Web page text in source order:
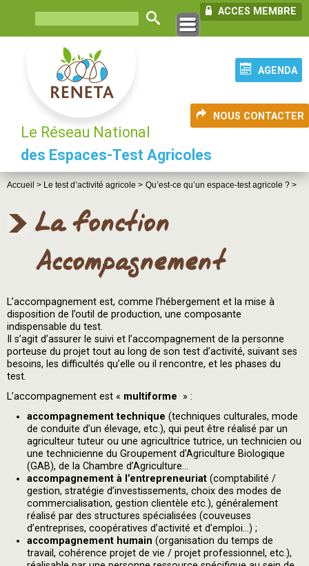
ACCES MEMBRE
AGENDA
NOUS CONTACTER
Le Réseau National
des Espaces-Test Agricoles
Accueil > Le test d’activité agricole > Qu’est-ce qu’un espace-test agricole ? >
La fonction
Accompagnement
L’accompagnement est, comme l’hébergement et la mise à
disposition de l’outil de production, une composante
indispensable du test.
Il s’agit d’assurer le suivi et l’accompagnement de la personne
porteuse du projet tout au long de son test d’activité, suivant ses
besoins, les difficultés qu’elle ou il rencontre, et les phases du
test.
L’accompagnement est « multiforme » :
accompagnement technique (techniques culturales, mode
de conduite d’un élevage, etc.), qui peut être réalisé par un
agriculteur tuteur ou une agricultrice tutrice, un technicien ou
une technicienne du Groupement d’Agriculture Biologique
(GAB), de la Chambre d’Agriculture...
accompagnement à l’entrepreneuriat(comptabilité /
gestion, stratégie d’investissements, choix des modes de
commercialisation, gestion clientèle etc.), généralement
réalisé par des structures spécialisées (couveuses
d’entreprises, coopératives d’activité et d’emploi...) ;
accompagnement humain (organisation du temps de
travail, cohérence projet de vie / projet professionnel, etc.),